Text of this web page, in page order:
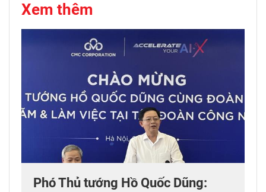
Xem thêm
Phó Thủ tướng Hồ Quốc Dũng: